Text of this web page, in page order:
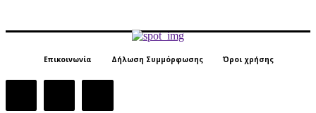
Επικοινωνία Δήλωση Συμμόρφωσης Όροι χρήσης